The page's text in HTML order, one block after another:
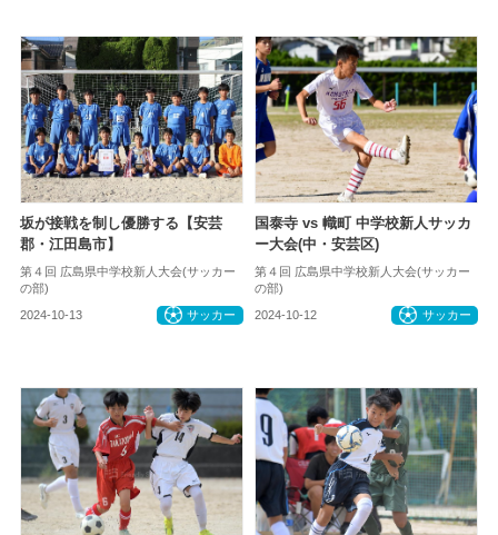
坂が接戦を制し優勝する【安芸
郡・江田島市】
第４回 広島県中学校新人大会(サッカー
の部)
2024-10-13 サッカー
国泰寺 vs 幟町 中学校新人サッカ
ー大会(中・安芸区)
第４回 広島県中学校新人大会(サッカー
の部)
2024-10-12 サッカー